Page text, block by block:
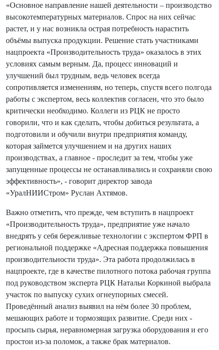
«Основное направление нашей деятельности – производство
высокотемпературных материалов. Спрос на них сейчас
растет, и у нас возникла острая потребность нарастить
объёмы выпуска продукции. Решение стать участниками
нацпроекта «Производительность труда» оказалось в этих
условиях самым верным. Да, процесс инноваций и
улучшений был трудным, ведь человек всегда
сопротивляется изменениям, но теперь, спустя всего полгода
работы с экспертом, весь коллектив согласен, что это было
критически необходимо. Коллеги из РЦК не просто
говорили, что и как сделать, чтобы добиться результата, а
подготовили и обучили внутри предприятия команду,
которая займется улучшением и на других наших
производствах, а главное - проследит за тем, чтобы уже
запущенные процессы не останавливались и сохраняли свою
эффективность», - говорит директор завода
«УралНИИСтром» Руслан Ахтямов.
Важно отметить, что прежде, чем вступить в нацпроект
«Производительность труда», предприятие уже начало
внедрять у себя бережливые технологии с экспертом ФРП в
региональной поддержке «Адресная поддержка повышения
производительности труда». Эта работа продолжилась в
нацпроекте, где в качестве пилотного потока рабочая группа
под руководством эксперта РЦК Натальи Коркиной выбрала
участок по выпуску сухих огнеупорных смесей.
Проведённый анализ выявил на нём более 30 проблем,
мешающих работе и тормозящих развитие. Среди них -
просыпь сырья, неравномерная загрузка оборудования и его
простои из-за поломок, а также брак материалов.